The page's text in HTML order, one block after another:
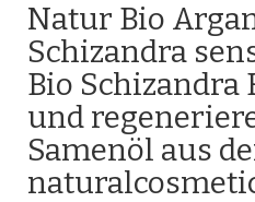
Natur Bio
Schizandra
Bio Schizandra
und
Samenöl aus